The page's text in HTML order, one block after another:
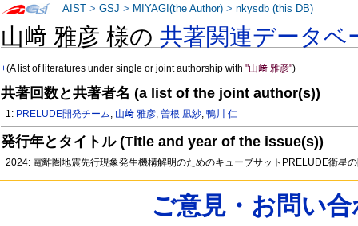
山﨑 雅彦 様の共著関連データベ
+(A list of literatures under single or joint authorship with"山﨑 雅彦")
共著回数と共著者名 (a list of the joint author(s))
1: PRELUDE開発チーム, 山﨑 雅彦,曽根 凪紗,鴨川 仁
発行年とタイトル (Title and year of the issue(s))
2024: 電離圏地震先行現象発生機構解明のためのキューブサットPRELUDE衛星
AIST >GSJ > MIYAGI(the Author) >nkysdb (this DB)
ご意見・お問い